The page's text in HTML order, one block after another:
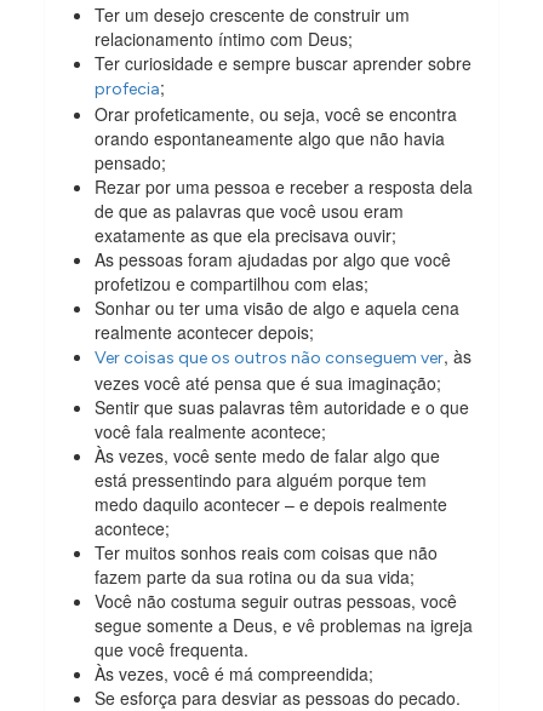
Ter um desejo crescente de construir um
relacionamento íntimo com Deus;
Ter curiosidade e sempre buscar aprender sobre
profecia;
Orar profeticamente, ou seja, você se encontra
orando espontaneamente algo que não havia
pensado;
Rezar por uma pessoa e receber a resposta dela
de que as palavras que você usou eram
exatamente as que ela precisava ouvir;
As pessoas foram ajudadas por algo que você
profetizou e compartilhou com elas;
Sonhar ou ter uma visão de algo e aquela cena
realmente acontecer depois;
Ver coisas que os outros não conseguem ver, às
vezes você até pensa que é sua imaginação;
Sentir que suas palavras têm autoridade e o que
você fala realmente acontece;
Às vezes, você sente medo de falar algo que
está pressentindo para alguém porque tem
medo daquilo acontecer – e depois realmente
acontece;
Ter muitos sonhos reais com coisas que não
fazem parte da sua rotina ou da sua vida;
Você não costuma seguir outras pessoas, você
segue somente a Deus, e vê problemas na igreja
que você frequenta.
Às vezes, você é má compreendida;
Se esforça para desviar as pessoas do pecado.